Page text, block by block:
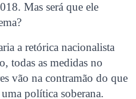
Mas será que ele
a retórica nacionalista
todas as medidas no
vão na contramão do que
política soberana.